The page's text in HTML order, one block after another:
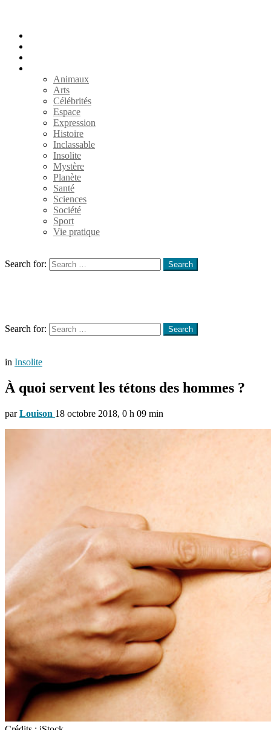
Animaux
Arts
Célébrités
Espace
Expression
Histoire
Inclassable
Insolite
Mystère
Planète
Santé
Sciences
Société
Sport
Vie pratique
Search for:
Search
Search for:
Search
in Insolite
À quoi servent les tétons des hommes ?
par Louison 18 octobre 2018, 0 h 09 min